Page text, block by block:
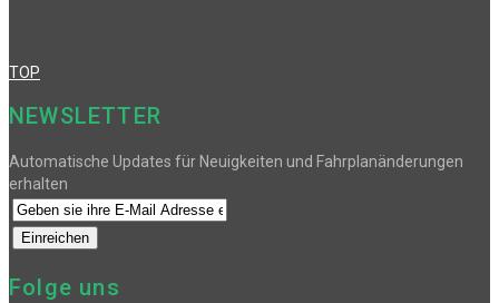
TOP
NEWSLETTER
Automatische Updates für Neuigkeiten und Fahrplanänderungen
erhalten
Folge uns